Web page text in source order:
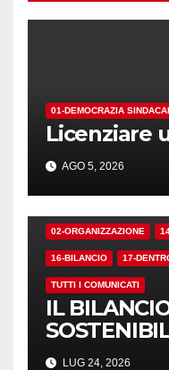
01-DEMOCRAZIA
Licenziare
AGO 5, 2026
02-ORGANIZZAZIONE
16-BILANCIO 17-
TUTTI I COMUNICATI
IL
NUMERI.
LUG 24, 2026